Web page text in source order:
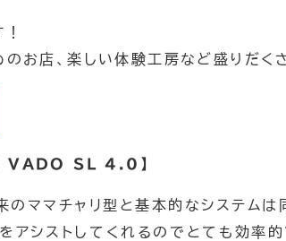
キング
ディング
お店、楽しい体験工房など盛りだく
VADO SL 4.0】
ママチャリ型と基本的なシステムは
アシストしてくれるのでとても効率